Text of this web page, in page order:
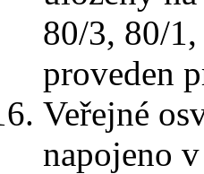
80/3, 80/
proveden
Veřejné
napojeno